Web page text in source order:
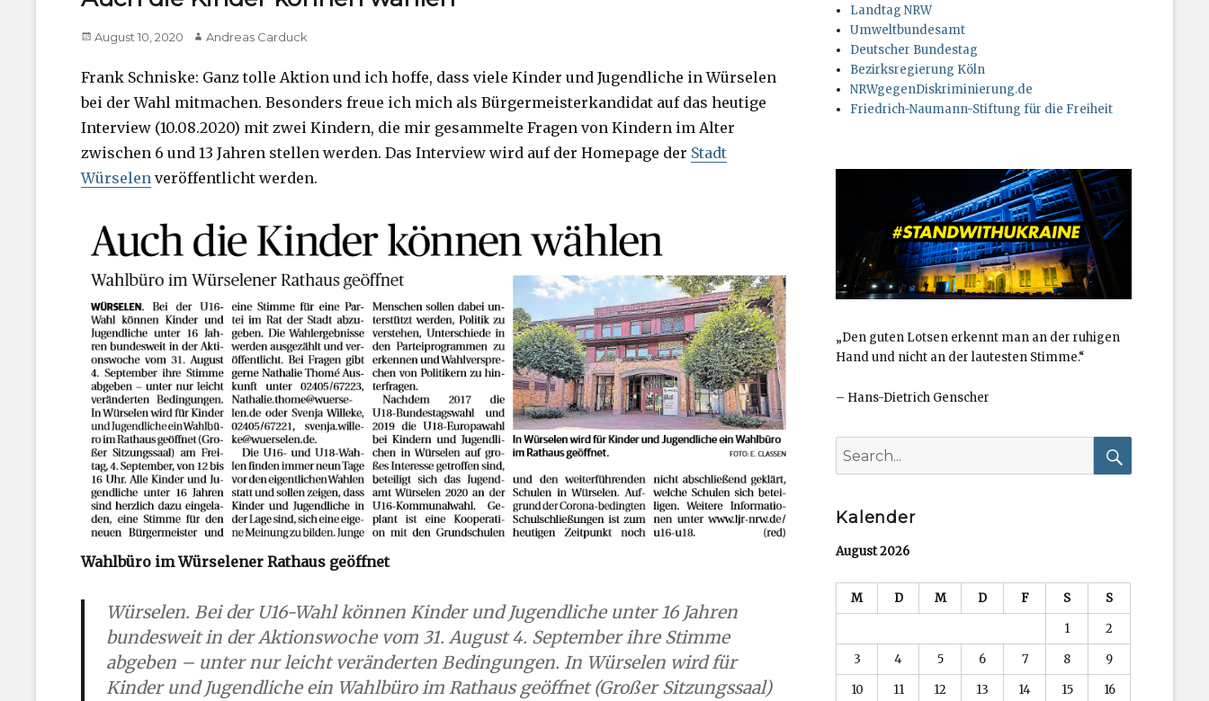
Posted
August 10, 2020 Author
Andreas Carduck
Frank Schniske: Ganz tolle Aktion und ich hoffe, dass viele Kinder und Jugendliche in Würselen
bei der Wahl mitmachen. Besonders freue ich mich als Bürgermeisterkandidat auf das heutige
Interview (10.08.2020) mit zwei Kindern, die mir gesammelte Fragen von Kindern im Alter
zwischen 6 und 13 Jahren stellen werden. Das Interview wird auf der Homepage der Stadt
Würselen veröffentlicht werden.
Wahlbüro im Würselener Rathaus geöffnet
Würselen. Bei der U16-Wahl können Kinder und Jugendliche unter 16 Jahren
bundesweit in der Aktionswoche vom 31. August 4. September ihre Stimme
abgeben – unter nur leicht veränderten Bedingungen. In Würselen wird für
Kinder und Jugendliche ein Wahlbüro im Rathaus geöffnet (Großer Sitzungssaal)
Landtag NRW
Umweltbundesamt
Deutscher Bundestag
Bezirksregierung Köln
NRWgegenDiskriminierung.de
Friedrich-Naumann-Stiftung für die Freiheit
„Den guten Lotsen erkennt man an der ruhigen
Hand und nicht an der lautesten Stimme.“
– Hans-Dietrich Genscher
for:
Kalender
August 2026
M D M D F S
S
1
2
3
4 5 6 7 8
9
10
11 12 13 14 15
16